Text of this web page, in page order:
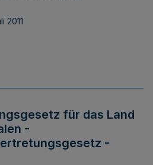
2011
für das Land
-
-